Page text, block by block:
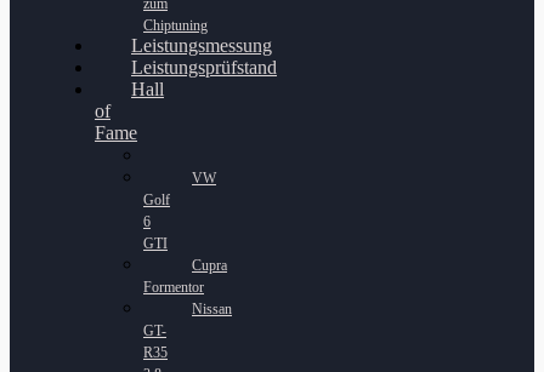
zum
Chiptuning
Leistungsmessung
Leistungsprüfstand
Hall
of
Fame
VW
Golf
6
GTI
Cupra
Formentor
Nissan
GT-
R35